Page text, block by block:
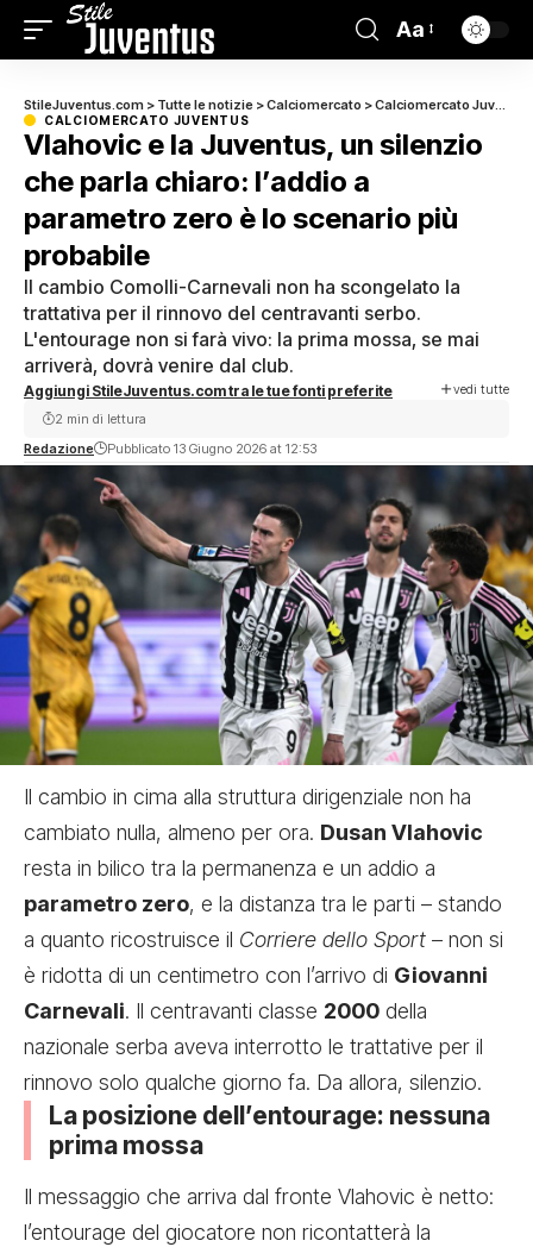
Aa
StileJuventus.com > Tutte le notizie >Calciomercato >Calciomercato Juventus
CALCIOMERCATO JUVENTUS
Vlahovic e la Juventus, un silenzio
che parla chiaro: l’addio a
parametro zero è lo scenario più
probabile
Il cambio Comolli-Carnevali non ha scongelato la
trattativa per il rinnovo del centravanti serbo.
L'entourage non si farà vivo: la prima mossa, se mai
arriverà, dovrà venire dal club.
Aggiungi StileJuventus.com tra le tue fonti preferite vedi tutte
Redazione Pubblicato 13 Giugno 2026 at 12:53
2 min di lettura
Il cambio in cima alla struttura dirigenziale non ha
cambiato nulla, almeno per ora. Dusan Vlahovic
resta in bilico tra la permanenza e un addio a
parametro zero, e la distanza tra le parti – stando
a quanto ricostruisce il Corriere dello Sport – non si
è ridotta di un centimetro con l’arrivo di Giovanni
Carnevali. Il centravanti classe 2000 della
nazionale serba aveva interrotto le trattative per il
rinnovo solo qualche giorno fa. Da allora, silenzio.
La posizione dell’entourage: nessuna
prima mossa
Il messaggio che arriva dal fronte Vlahovic è netto:
l’entourage del giocatore non ricontatterà la